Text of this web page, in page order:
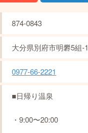
874-0843
大分県別府市明礬5組-1
0977-66-2221
■日帰り温泉
・9:00〜20:00